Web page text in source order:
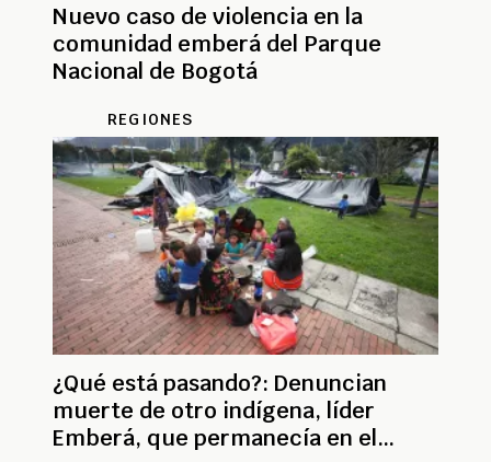
Nuevo caso de violencia en la
comunidad emberá del Parque
Nacional de Bogotá
REGIONES
¿Qué está pasando?: Denuncian
muerte de otro indígena, líder
Emberá, que permanecía en el